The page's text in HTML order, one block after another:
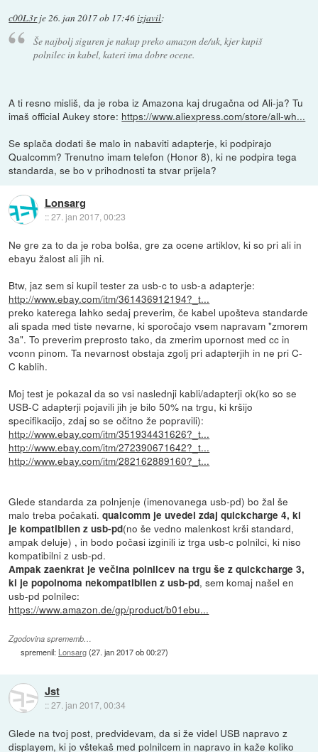
c00L3rje26. jan 2017 ob 17:46izjavil:
Še najbolj siguren je nakup preko amazon de/uk, kjer kupiš
polnilec in kabel, kateri ima dobre ocene.
A ti resno misliš, da je roba iz Amazona kaj drugačna od Ali-ja? Tu
imaš official Aukey store: https://www.aliexpress.com/store/all-wh...
Se splača dodati še malo in nabaviti adapterje, ki podpirajo
Qualcomm? Trenutno imam telefon (Honor 8), ki ne podpira tega
standarda, se bo v prihodnosti ta stvar prijela?
Lonsarg
::27. jan 2017, 00:23
Ne gre za to da je roba bolša, gre za ocene artiklov, ki so pri ali in
ebayu žalost ali jih ni.
Btw, jaz sem si kupil tester za usb-c to usb-a adapterje:
http://www.ebay.com/itm/361436912194?_t...
preko katerega lahko sedaj preverim, če kabel upošteva standarde
ali spada med tiste nevarne, ki sporočajo vsem napravam "zmorem
3a". To preverim preprosto tako, da zmerim upornost med cc in
vconn pinom. Ta nevarnost obstaja zgolj pri adapterjih in ne pri C-
C kablih.
Moj test je pokazal da so vsi naslednji kabli/adapterji ok(ko so se
USB-C adapterji pojavili jih je bilo 50% na trgu, ki kršijo
specifikacijo, zdaj so se očitno že popravili):
http://www.ebay.com/itm/351934431626?_t...
http://www.ebay.com/itm/272390671642?_t...
http://www.ebay.com/itm/282162889160?_t...
Glede standarda za polnjenje (imenovanega usb-pd) bo žal še
malo treba počakati.qualcomm je uvedel zdaj quickcharge 4, ki
je kompatibilen z usb-pd(no še vedno malenkost krši standard,
ampak deluje) , in bodo počasi izginili iz trga usb-c polnilci, ki niso
kompatibilni z usb-pd.
Ampak zaenkrat je večina polnilcev na trgu še z quickcharge 3,
ki je popolnoma nekompatibilen z usb-pd, sem komaj našel en
usb-pd polnilec:
https://www.amazon.de/gp/product/b01ebu...
Zgodovina sprememb…
spremenil: Lonsarg(27. jan 2017 ob 00:27)
Jst
::27. jan 2017, 00:34
Glede na tvoj post, predvidevam, da si že videl USB napravo z
displayem, ki jo vštekaš med polnilcem in napravo in kaže koliko